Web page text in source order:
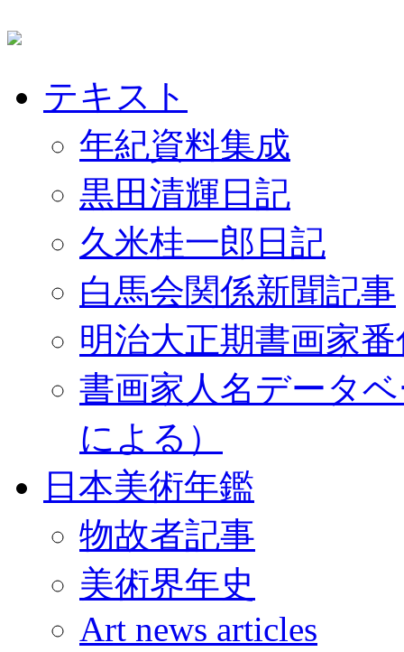
テキスト
年紀資料集成
黒田清輝日記
久米桂一郎日記
白馬会関係新聞記事
明治大正期書画家
書画家人名データ
による）
日本美術年鑑
物故者記事
美術界年史
Art news articles